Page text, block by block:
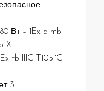
Вт – 1Ex d mb
X
tb IIIC T105°C
3